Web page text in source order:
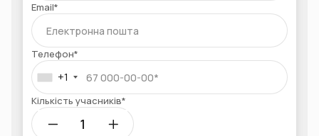
Email*
Телефон*
+1
Кількість учасників*